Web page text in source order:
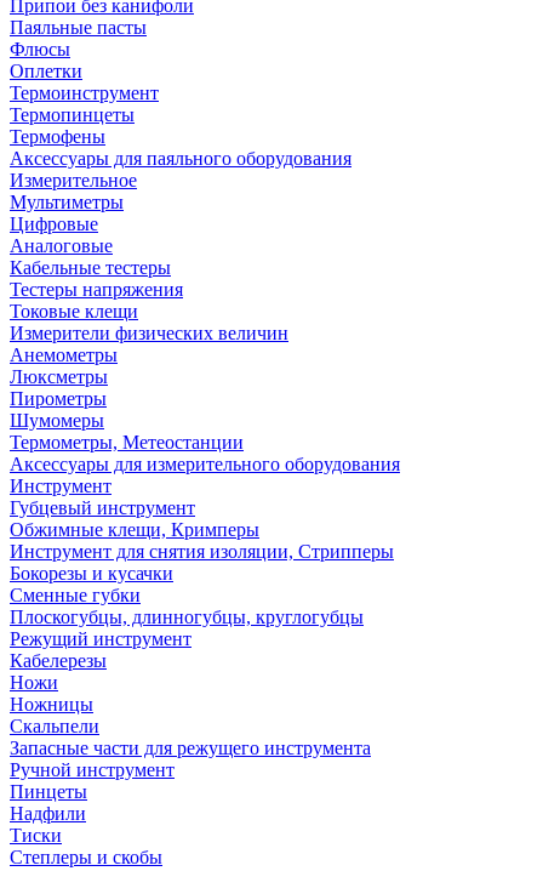
Припои без канифоли
Паяльные пасты
Флюсы
Оплетки
Термоинструмент
Термопинцеты
Термофены
Аксессуары для паяльного оборудования
Измерительное
Мультиметры
Цифровые
Аналоговые
Кабельные тестеры
Тестеры напряжения
Токовые клещи
Измерители физических величин
Анемометры
Люксметры
Пирометры
Шумомеры
Термометры, Метеостанции
Аксессуары для измерительного оборудования
Инструмент
Губцевый инструмент
Обжимные клещи, Кримперы
Инструмент для снятия изоляции, Стрипперы
Бокорезы и кусачки
Сменные губки
Плоскогубцы, длинногубцы, круглогубцы
Режущий инструмент
Кабелерезы
Ножи
Ножницы
Скальпели
Запасные части для режущего инструмента
Ручной инструмент
Пинцеты
Надфили
Тиски
Степлеры и скобы